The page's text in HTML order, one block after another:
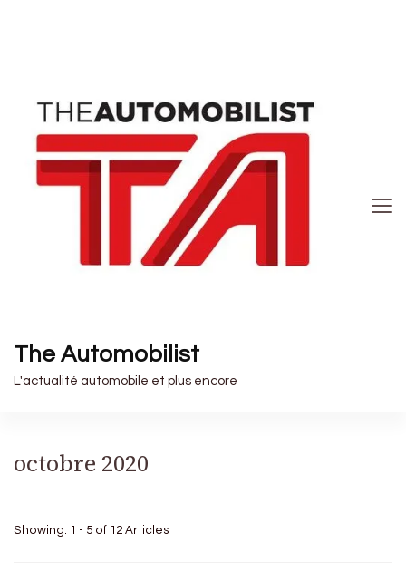
The Automobilist
L'actualité automobile et plus encore
octobre 2020
Showing: 1 - 5 of 12 Articles